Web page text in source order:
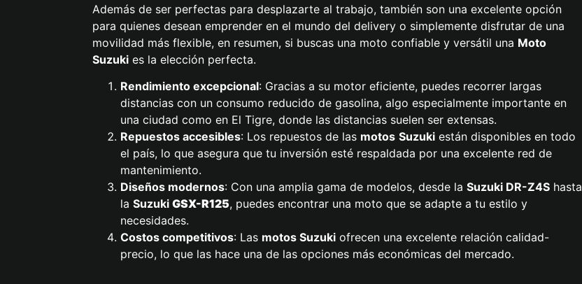
Además de ser perfectas para desplazarte al trabajo, también son una excelente opción
para quienes desean emprender en el mundo del delivery o simplemente disfrutar de una
movilidad más flexible, en resumen, si buscas una moto confiable y versátil una Moto
Suzuki es la elección perfecta.
Rendimiento excepcional: Gracias a su motor eficiente, puedes recorrer largas
distancias con un consumo reducido de gasolina, algo especialmente importante en
una ciudad como en El Tigre, donde las distancias suelen ser extensas.
Repuestos accesibles: Los repuestos de las motos Suzuki están disponibles en todo
el país, lo que asegura que tu inversión esté respaldada por una excelente red de
mantenimiento.
Diseños modernos: Con una amplia gama de modelos, desde la Suzuki DR-Z4S hasta
la Suzuki GSX-R125, puedes encontrar una moto que se adapte a tu estilo y
necesidades.
Costos competitivos: Las motos Suzuki ofrecen una excelente relación calidad-
precio, lo que las hace una de las opciones más económicas del mercado.